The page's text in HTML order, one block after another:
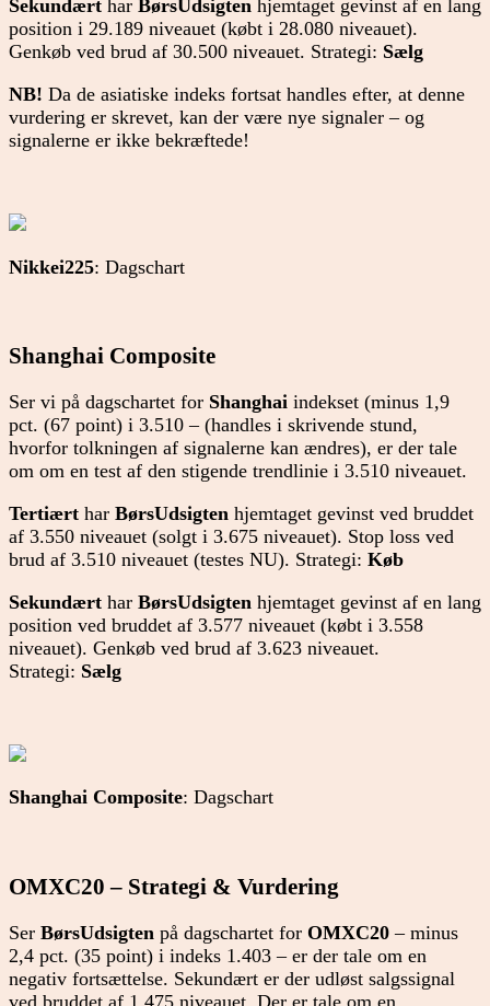
Sekundært har BørsUdsigten hjemtaget gevinst af en lang
position i 29.189 niveauet (købt i 28.080 niveauet).
Genkøb ved brud af 30.500 niveauet. Strategi: Sælg
NB! Da de asiatiske indeks fortsat handles efter, at denne
vurdering er skrevet, kan der være nye signaler – og
signalerne er ikke bekræftede!
Nikkei225: Dagschart
Shanghai Composite
Ser vi på dagschartet for Shanghai indekset (minus 1,9
pct. (67 point) i 3.510 – (handles i skrivende stund,
hvorfor tolkningen af signalerne kan ændres), er der tale
om om en test af den stigende trendlinie i 3.510 niveauet.
Tertiært har BørsUdsigten hjemtaget gevinst ved bruddet
af 3.550 niveauet (solgt i 3.675 niveauet). Stop loss ved
brud af 3.510 niveauet (testes NU). Strategi: Køb
Sekundært har BørsUdsigten hjemtaget gevinst af en lang
position ved bruddet af 3.577 niveauet (købt i 3.558
niveauet). Genkøb ved brud af 3.623 niveauet.
Strategi: Sælg
Shanghai Composite: Dagschart
OMXC20 – Strategi & Vurdering
Ser BørsUdsigten på dagschartet for OMXC20 – minus
2,4 pct. (35 point) i indeks 1.403 – er der tale om en
negativ fortsættelse. Sekundært er der udløst salgssignal